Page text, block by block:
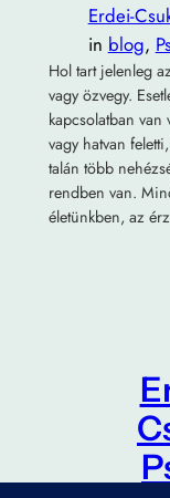
Erdei-
in blog,
Hol tart jelenleg
vagy özvegy.
kapcsolatban van
vagy hatvan
talán több
rendben van.
életünkben, az